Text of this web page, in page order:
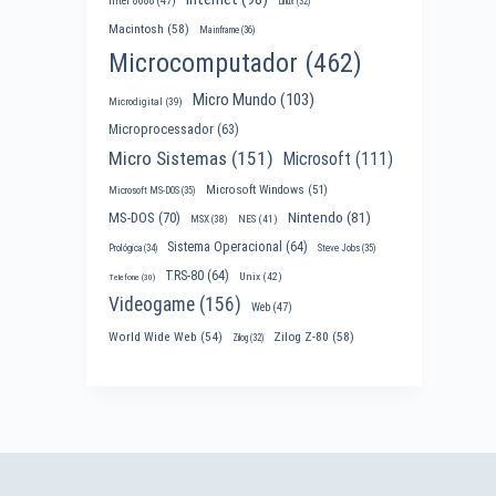
Macintosh (58) Mainframe (36)
Microcomputador (462)
Microdigital (39) Micro Mundo (103)
Microprocessador (63)
Micro Sistemas (151) Microsoft (111)
Microsoft MS-DOS (35) Microsoft Windows (51)
MS-DOS (70) MSX(38) NES (41) Nintendo (81)
Prológica (34) Sistema Operacional (64) Steve Jobs (35)
Telefone (30) TRS-80 (64) Unix (42)
Videogame (156) Web (47)
World Wide Web (54) Zilog (32) Zilog Z-80 (58)